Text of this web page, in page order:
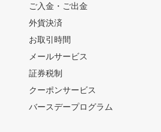
ご入金・ご出金
外貨決済
お取引時間
メールサービス
証券税制
クーポンサービス
バースデープログラム